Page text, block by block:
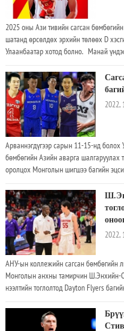
2025 оны Ази тивийн сагсан
шатанд өрсөлдөх эрхийн төлөөx D
Улаанбаатар хотод болно. Манай
тус бүр нэг тоглогчийг Монголын
байгаа юм. Вьетнамын шигшээ баг нь
ны чансаанд 139-т бичигдэж байна.
АШТ-д оролцож байсан
2022,
Арваннэгдүгээр сарын 11-15-нд
бөмбөгийн Азийн аварга шалгаруулах
оролцох Монголын шигшээ багийн
2022,
АНУ-ын коллежийн сагсан бөмбөгийн
Монголын анхны тамирчин
нээлтийн тоглолтод Dayton Flyers
тоглож 3 самбар, 5 оновчтой